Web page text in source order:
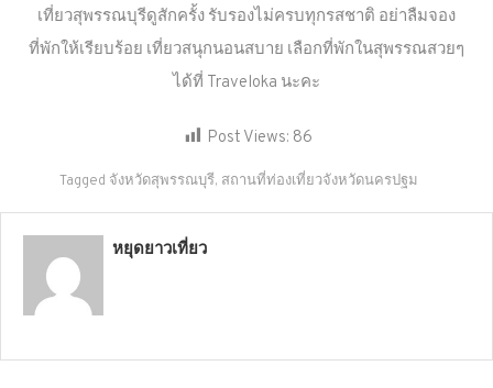
เที่ยวสุพรรณบุรีดูสักครั้ง รับรองไม่ครบทุกรสชาติ อย่าลืมจอง
ที่พักให้เรียบร้อย เที่ยวสนุกนอนสบาย เลือกที่พักในสุพรรณสวยๆ
ได้ที่ Traveloka นะคะ
Post Views: 86
Tagged จังหวัดสุพรรณบุรี, สถานที่ท่องเที่ยวจังหวัดนครปฐม
หยุดยาวเที่ยว